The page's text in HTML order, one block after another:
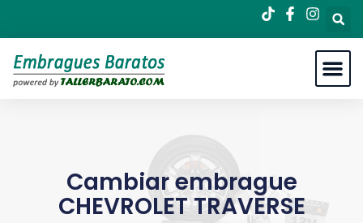
Cambiar embrague
CHEVROLET TRAVERSE